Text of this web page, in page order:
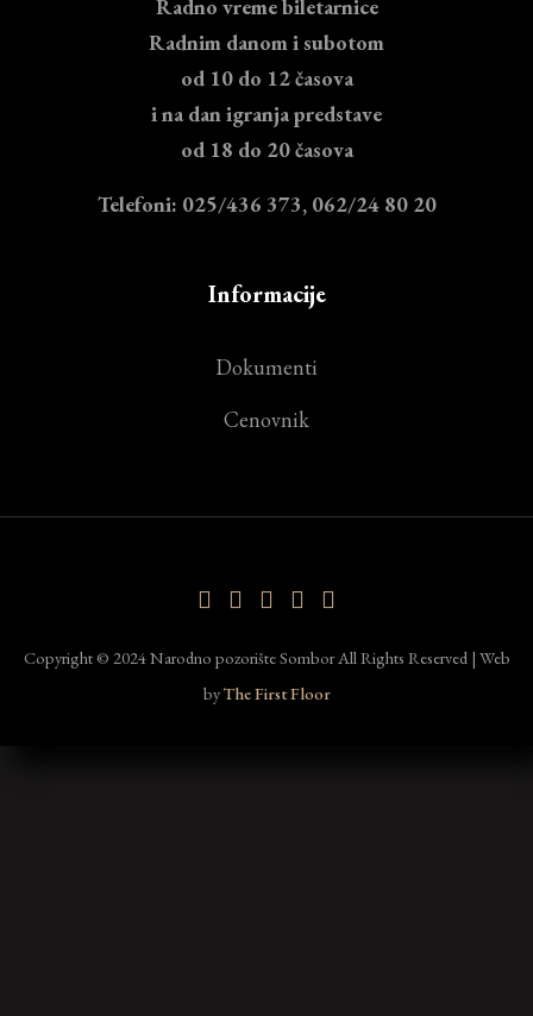
Radno vreme biletarnice
Radnim danom i subotom
od 10 do 12 časova
i na dan igranja predstave
od 18 do 20 časova
Telefoni: 025/436 373, 062/24 80 20
Informacije
Dokumenti
Cenovnik
Copyright © 2024 Narodno pozorište Sombor All Rights Reserved | Web
byThe First Floor